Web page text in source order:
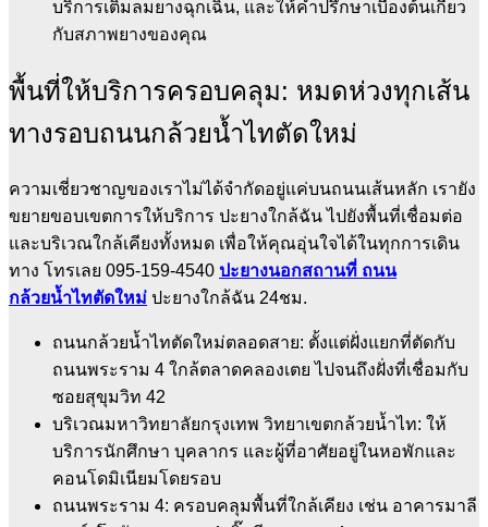
บริการเติมลมยางฉุกเฉิน, และให้คำปรึกษาเบื้องต้นเกี่ยว
กับสภาพยางของคุณ
พื้นที่ให้บริการครอบคลุม: หมดห่วงทุกเส้น
ทางรอบถนนกล้วยน้ำไทตัดใหม่
ความเชี่ยวชาญของเราไม่ได้จำกัดอยู่แค่บนถนนเส้นหลัก เรายัง
ขยายขอบเขตการให้บริการ ปะยางใกล้ฉัน ไปยังพื้นที่เชื่อมต่อ
และบริเวณใกล้เคียงทั้งหมด เพื่อให้คุณอุ่นใจได้ในทุกการเดิน
ทาง โทรเลย 095-159-4540 ปะยางนอกสถานที่ ถนน
กล้วยน้ำไทตัดใหม่ ปะยางใกล้ฉัน 24ชม.
ถนนกล้วยน้ำไทตัดใหม่ตลอดสาย: ตั้งแต่ฝั่งแยกที่ตัดกับ
ถนนพระราม 4 ใกล้ตลาดคลองเตย ไปจนถึงฝั่งที่เชื่อมกับ
ซอยสุขุมวิท 42
บริเวณมหาวิทยาลัยกรุงเทพ วิทยาเขตกล้วยน้ำไท: ให้
บริการนักศึกษา บุคลากร และผู้ที่อาศัยอยู่ในหอพักและ
คอนโดมิเนียมโดยรอบ
ถนนพระราม 4: ครอบคลุมพื้นที่ใกล้เคียง เช่น อาคารมาลี